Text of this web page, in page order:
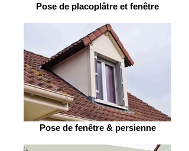
Pose de placoplâtre et fenêtre
Pose de fenêtre & persienne